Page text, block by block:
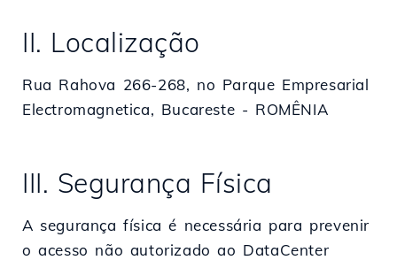
II. Localização
Rua Rahova 266-268, no Parque Empresarial
Electromagnetica, Bucareste - ROMÊNIA
III. Segurança Física
A segurança física é necessária para prevenir
o acesso não autorizado ao DataCenter